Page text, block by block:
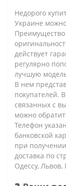
Недорого
Украине
действует
регулярно
лучшую
В нем
покупателей.
связанных с
можно
Телефон
банковской
при
доставка по
Одессу, Львов,